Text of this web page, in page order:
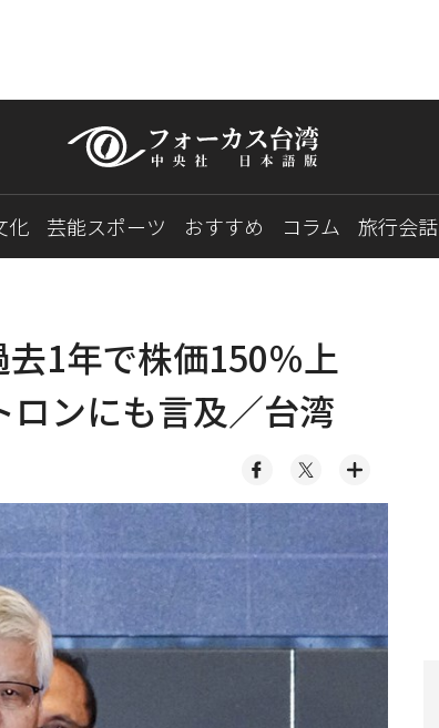
化 芸能スポーツ おすすめ コラム 旅行会話
1年で株価150％上
ンにも言及／台湾